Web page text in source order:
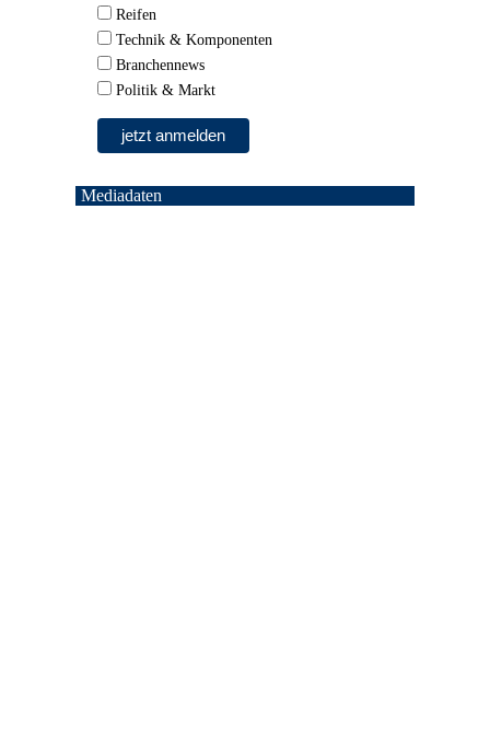
Reifen
Technik & Komponenten
Branchennews
Politik & Markt
Mediadaten